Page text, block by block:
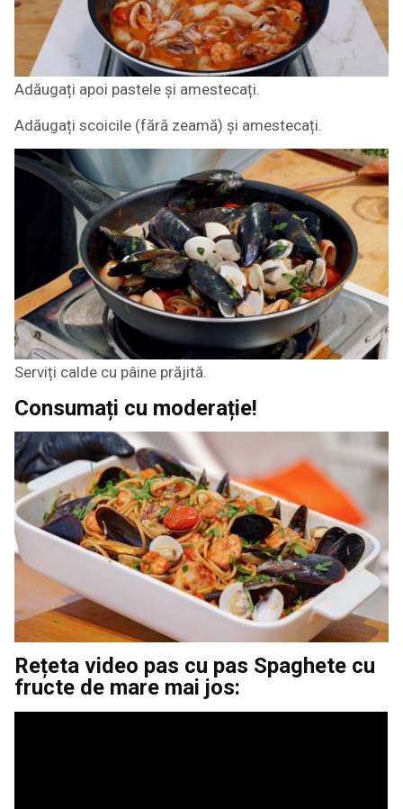
Adăugați apoi pastele și amestecați.
Adăugați scoicile (fără zeamă) și amestecați.
Serviți calde cu pâine prăjită.
Consumați cu moderație!
Rețeta video pas cu pas Spaghete cu
fructe de mare mai jos: